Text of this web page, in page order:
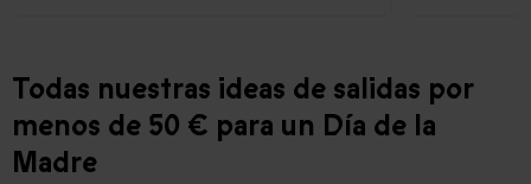
Todas nuestras ideas de salidas por
menos de 50 € para un Día de la
Madre